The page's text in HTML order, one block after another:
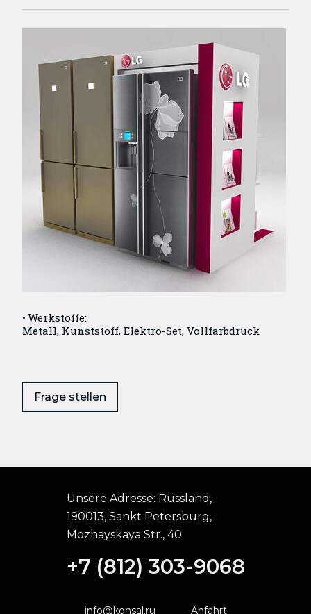
Werkstoffe:
Metall, Kunststoff, Elektro-Set, Vollfarbdruck
Frage stellen
Unsere Adresse: Russland,
190013, Sankt Petersburg,
Mozhayskaya Str., 40
+7 (812) 303-9068
info@konsal.ru Anfahrt